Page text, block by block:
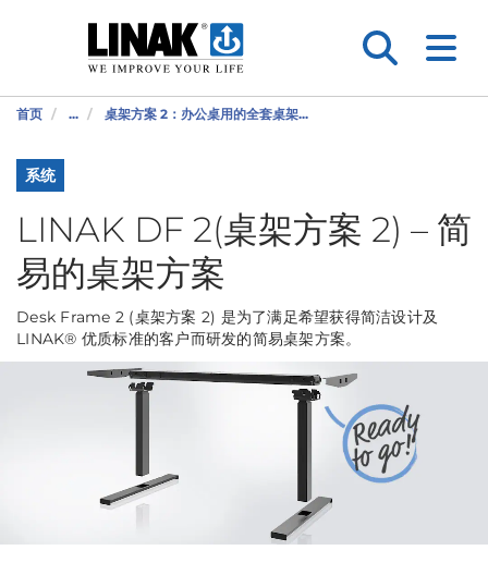
首页 ... 桌架方案 2：办公桌用的全套桌架...
系统
LINAK DF 2(桌架方案 2) – 简
易的桌架方案
Desk Frame 2 (桌架方案 2) 是为了满足希望获得简洁设计及
LINAK® 优质标准的客户而研发的简易桌架方案。